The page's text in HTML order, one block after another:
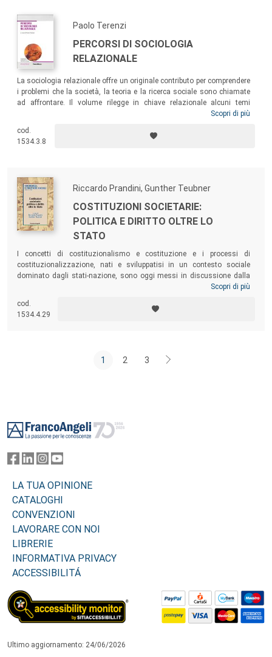
Paolo Terenzi
PERCORSI DI SOCIOLOGIA
RELAZIONALE
La sociologia relazionale offre un originale contributo per comprendere
i problemi che la società, la teoria e la ricerca sociale sono chiamate
ad affrontare. Il volume rilegge in chiave relazionale alcuni temi
fondamentali della sociologia: il concetto di relazione sociale; il ruolo
cultura nelle trasformazioni sociali; la morfogenesi della famiglia;
l’analisi delle reti sociali.
Scopri di più
cod.
1534.3.8
Riccardo Prandini, Gunther Teubner
COSTITUZIONI SOCIETARIE:
POLITICA E DIRITTO OLTRE LO
STATO
I concetti di costituzionalismo e costituzione e i processi di
costituzionalizzazione, nati e sviluppatisi in un contesto sociale
dominato dagli stati-nazione, sono oggi messi in discussione dalla
globalizzazione, che genera la società-mondo. Alla luce di tale rischio,
necessario tentativo di limitare i sempre più irresponsabili poteri che
tendono a colonizzare e alienare il sociale.
Scopri di più
cod.
1534.4.29
1 2 3
LA TUA OPINIONE
CATALOGHI
CONVENZIONI
LAVORARE CON NOI
LIBRERIE
INFORMATIVA PRIVACY
ACCESSIBILITÁ
Ultimo aggiornamento: 24/06/2026